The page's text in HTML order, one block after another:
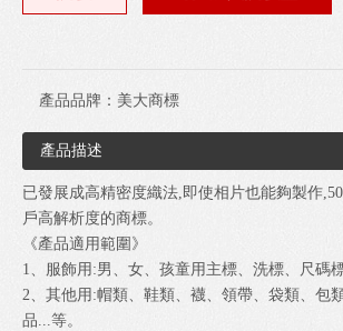
產品品牌： 美大商標
產品描述
已發展成高精密度織法,即使相片也能夠製作
戶高解析度的商標。
《產品適用範圍》
1、服飾用:男、女、孩童用主標、洗標、尺碼
2、其他用:帽類、鞋類、襪、領帶、袋類、包
品...等。